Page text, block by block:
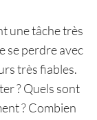
une tâche très
se perdre avec
très fiables.
? Quels sont
? Combien